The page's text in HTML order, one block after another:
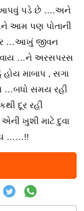
આપવું પડે છે ….અને
આમ પણ પોતાની
…આખું જીવન
…ને અરસપરસ
માબાપ , સગા
…બધો સમય રહી
દૂર રહી
ખુશી માટે દુવા
……!!